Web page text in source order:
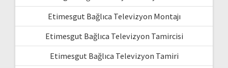
Etimesgut Bağlıca Televizyon Montajı
Etimesgut Bağlıca Televizyon Tamircisi
Etimesgut Bağlıca Televizyon Tamiri